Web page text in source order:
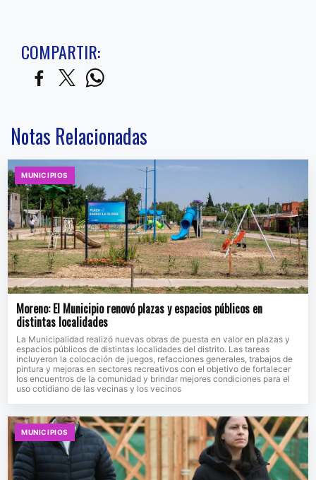
COMPARTIR:
Notas Relacionadas
MUNICIPIOS
Moreno: El Municipio renovó plazas y espacios públicos en
distintas localidades
La Municipalidad realizó nuevas obras de puesta en valor en plazas y
espacios públicos de distintas localidades del distrito. Las tareas
incluyeron la colocación de juegos, refacciones generales, trabajos de
pintura y mejoras en sectores recreativos con el objetivo de fortalecer
los encuentros de la comunidad y brindar mejores condiciones para el
uso cotidiano de las vecinas y los vecinos
MUNICIPIOS